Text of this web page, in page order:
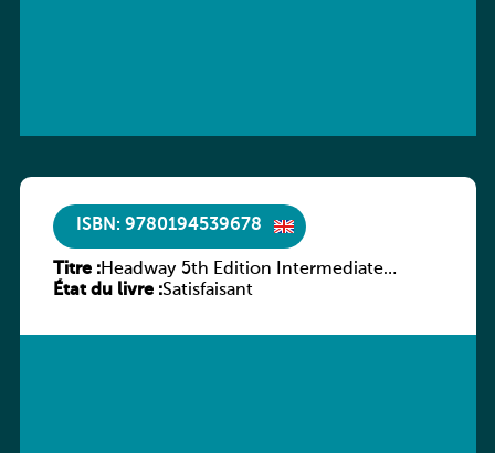
ISBN: 9780194539678
Titre :Headway 5th Edition Intermediate
Workbook without key
État du livre :Satisfaisant